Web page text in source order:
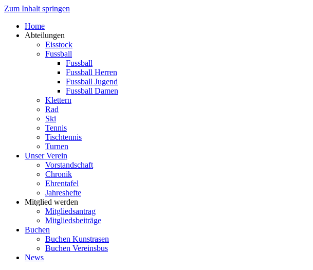
Zum Inhalt springen
Home
Abteilungen
Eisstock
Fussball
Fussball
Fussball Herren
Fussball Jugend
Fussball Damen
Klettern
Rad
Ski
Tennis
Tischtennis
Turnen
Unser Verein
Vorstandschaft
Chronik
Ehrentafel
Jahreshefte
Mitglied werden
Mitgliedsantrag
Mitgliedsbeiträge
Buchen
Buchen Kunstrasen
Buchen Vereinsbus
News